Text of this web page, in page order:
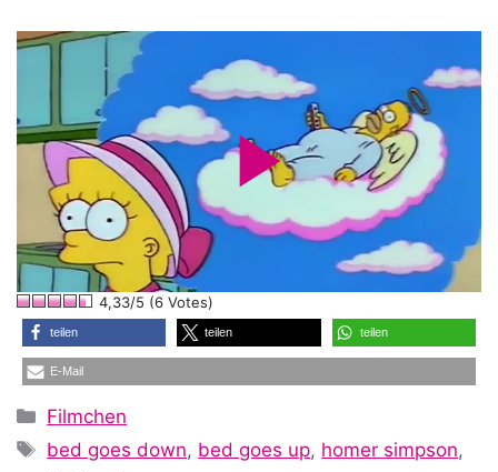
P
l
a
y
4,33/5 (6 Votes)
teilen teilen teilen
E-Mail
Kategorien
Filmchen
Schlagwörter
bed goes down, bed goes up, homer simpson,